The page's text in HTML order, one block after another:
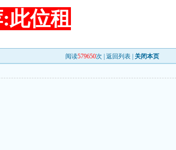
此位租
阅读579650次 |返回列表 关闭本页